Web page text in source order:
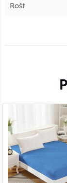
Rošt